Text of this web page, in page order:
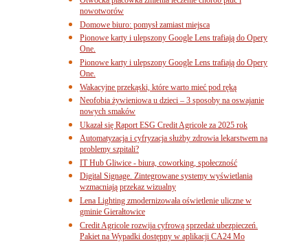
nowotworów
Domowe biuro: pomysł zamiast miejsca
Pionowe karty i ulepszony Google Lens trafiają do Opery
One.
Pionowe karty i ulepszony Google Lens trafiają do Opery
One.
Wakacyjne przekąski, które warto mieć pod ręką
Neofobia żywieniowa u dzieci – 3 sposoby na oswajanie
nowych smaków
Ukazał się Raport ESG Credit Agricole za 2025 rok
Automatyzacja i cyfryzacja służby zdrowia lekarstwem na
problemy szpitali?
IT Hub Gliwice - biura, coworking, społeczność
Digital Signage. Zintegrowane systemy wyświetlania
wzmacniają przekaz wizualny
Lena Lighting zmodernizowała oświetlenie uliczne w
gminie Gierałtowice
Credit Agricole rozwija cyfrową sprzedaż ubezpieczeń.
Pakiet na Wypadki dostępny w aplikacji CA24 Mo